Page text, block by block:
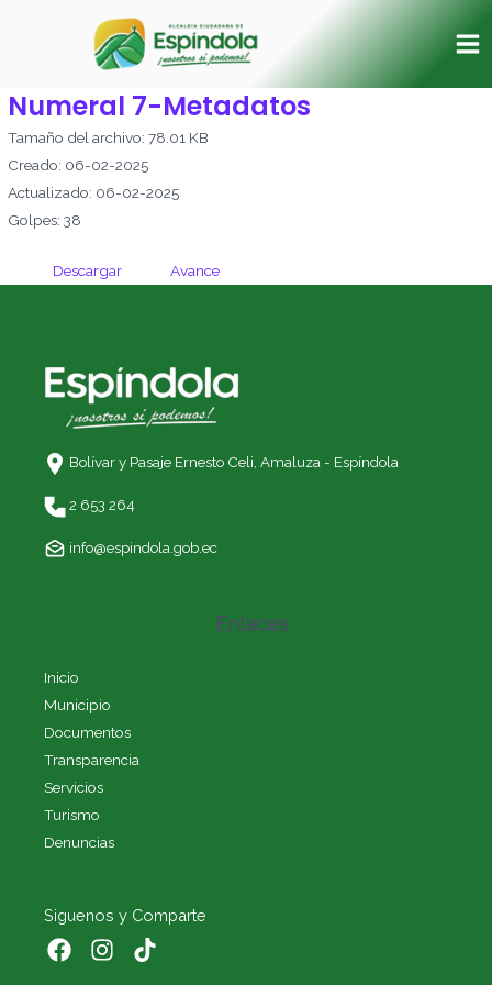
Numeral 7-Metadatos
Tamaño del archivo: 78.01 KB
Creado: 06-02-2025
Actualizado: 06-02-2025
Golpes: 38
Descargar Avance
Bolívar y Pasaje Ernesto Celi, Amaluza - Espíndola
2 653 264
info@espindola.gob.ec
Enlaces
Inicio
Municipio
Documentos
Transparencia
Servicios
Turismo
Denuncias
Siguenos y Comparte